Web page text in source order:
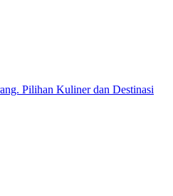
Pilihan Kuliner dan Destinasi